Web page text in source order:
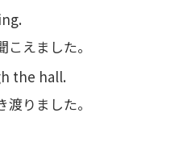
えました。
the hall.
りました。